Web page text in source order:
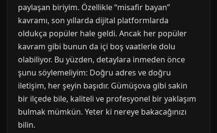
paylaşan biriyim. Özellikle “misafir bayan”
kavramı, son yıllarda dijital platformlarda
oldukça popüler hale geldi. Ancak her popüler
kavram gibi bunun da içi boş vaatlerle dolu
olabiliyor. Bu yüzden, detaylara inmeden önce
şunu söylemeliyim: Doğru adres ve doğru
iletişim, her şeyin başıdır. Gümüşova gibi sakin
bir ilçede bile, kaliteli ve profesyonel bir yaklaşım
bulmak mümkün. Yeter ki nereye bakacağınızı
bilin.